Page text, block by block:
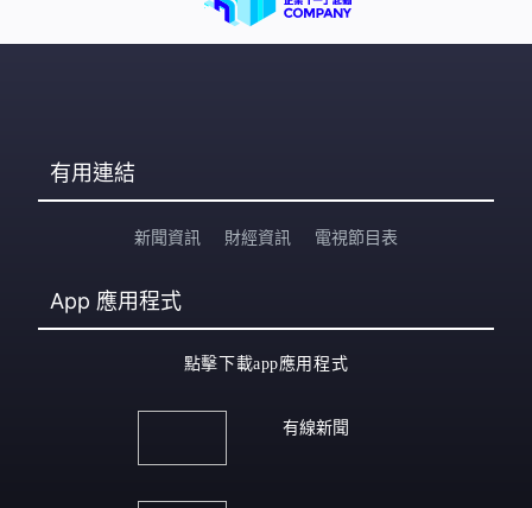
有用連結
新聞資訊 財經資訊 電視節目表
App 應用程式
點擊下載app應用程式
有線新聞